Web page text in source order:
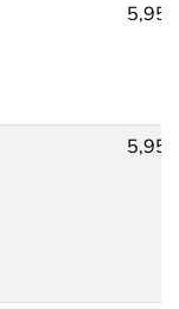
5,95
5,95